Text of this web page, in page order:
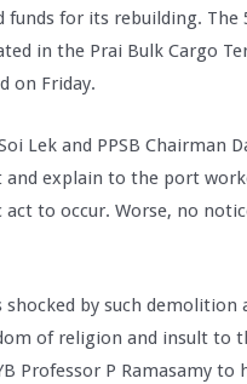
for its rebuilding. The
in the Prai Bulk Cargo
on Friday.
Lek and PPSB Chairman
and explain to the port
to occur. Worse, no
by such
of religion and insult to
Professor P Ramasamy to